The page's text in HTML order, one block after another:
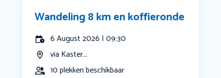
Wandeling 8 km en koffieronde
6 August 2026 | 09:30
via Kaster...
10 plekken beschikbaar